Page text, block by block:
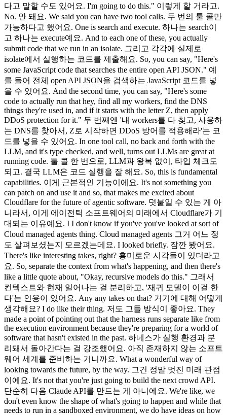
다고 말할 수도 있어요. I'm going to do this." 이렇게 할 거라고.
No. 안 돼요. We said you can have two tool calls. 두 번의 툴 콜만
가능하다고 했어요. One is search and execute. 하나는 search이
고 하나는 execute예요. And to each one of these, you actually
submit code that we run in an isolate. 그리고 각각에 실제로
isolate에서 실행하는 코드를 제출해요. So, you can say, "Here's
some JavaScript code that searches the entire open API JSON." 예
를 들어 전체 open API JSON을 검색하는 JavaScript 코드를 넣
을 수 있어요. And the second time, you can say, "Here's some
code to actually run that hey, find all my workers, find the DNS
things they're used in, and if it starts with the letter Z, then apply
DDoS protection for it." 두 번째엔 '내 workers를 다 찾고, 사용하
는 DNS를 찾아서, Z로 시작하면 DDoS 방어를 적용해라'는 코
드를 넣을 수 있어요. In one tool call, no back and forth with the
LLM, and it's type checked, and well, turns out LLMs are great at
running code. 툴 콜 한 번으로, LLM과 왕복 없이, 타입 체크도
되고. 결국 LLM은 코드 실행을 잘 해요. So, this is fundamental
capabilities. 이게 근본적인 기능이에요. It's not something you
can patch on and use it and so, that makes me excited about
Cloudflare for the future of agentic software. 덧붙일 수 있는 게 아
니라서, 이게 에이전틱 소프트웨어의 미래에서 Cloudflare가 기
대되는 이유예요. I I don't know if you've you've looked at sort of
Cloud managed agents thing. Cloud managed agents 그거 어느 정
도 살펴보셨는지 모르겠는데요. I looked briefly. 잠깐 봤어요.
There's like interesting takes, right? 흥미로운 시각들이 있더라고
요. So, separate the context from what's happening, and then there's
like a little quote about, "Okay, recursive models do this." 그래서
컨텍스트와 현재 일어나는 걸 분리하고, '재귀 모델이 이걸 한
다'는 인용이 있어요. Any any takes on that? 거기에 대해 어떻게
생각해요? I do like their thing. 저도 그들 방식이 좋아요. They
made a point of pointing out that the harness runs separate like from
the execution environment because they're preparing for a world of
software that hasn't existed in the past. 하네스가 실행 환경과 분
리돼서 돌아간다는 걸 강조했어요. 아직 존재하지 않는 소프트
웨어 세계를 준비하는 거니까요. What a wonderful way of
looking towards the future, by the way. 그건 정말 멋진 미래 관점
이에요. It's not that you're just going to build the next crowd API.
단순히 다음 Claude API를 만드는 게 아니에요. We're like, we
don't even know the shape of what's going to happen and while that
needs to run in a sandboxed environment, we do have ideas on how